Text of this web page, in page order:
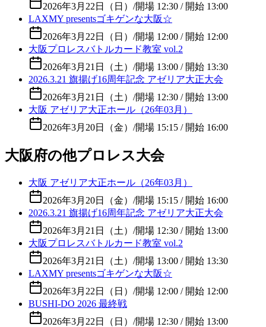
2026年3月22日（日） /開場 12:30 / 開始 13:00
LAXMY presentsゴキゲンな大阪☆
2026年3月22日（日） /開場 12:00 / 開始 12:00
大阪プロレスバトルカード教室 vol.2
2026年3月21日（土） /開場 13:00 / 開始 13:30
2026.3.21 旗揚げ16周年記念 アゼリア大正大会
2026年3月21日（土） /開場 12:30 / 開始 13:00
大阪 アゼリア大正ホール（26年03月）
2026年3月20日（金） /開場 15:15 / 開始 16:00
大阪府の他プロレス大会
大阪 アゼリア大正ホール（26年03月）
2026年3月20日（金） /開場 15:15 / 開始 16:00
2026.3.21 旗揚げ16周年記念 アゼリア大正大会
2026年3月21日（土） /開場 12:30 / 開始 13:00
大阪プロレスバトルカード教室 vol.2
2026年3月21日（土） /開場 13:00 / 開始 13:30
LAXMY presentsゴキゲンな大阪☆
2026年3月22日（日） /開場 12:00 / 開始 12:00
BUSHI-DO 2026 最終戦
2026年3月22日（日） /開場 12:30 / 開始 13:00